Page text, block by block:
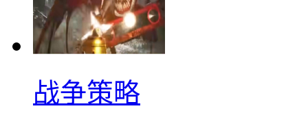
战争策略